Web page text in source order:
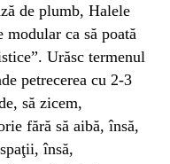
de plumb, Halele
ca să poată
Urăsc termenul
petrecerea cu 2-3
să zicem,
fără să aibă, însă,
însă,